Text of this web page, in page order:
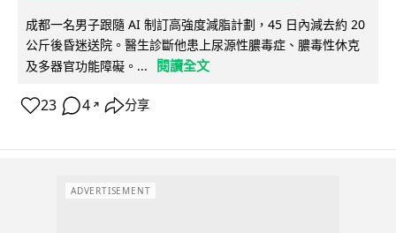
成都一名男子跟隨 AI 制訂高強度減脂計劃，45 日內減去約 20
公斤後昏迷送院。醫生診斷他患上尿源性膿毒症、膿毒性休克
及多器官功能障礙。...
閱讀全文
23 4 ↗ 分享
ADVERTISEMENT